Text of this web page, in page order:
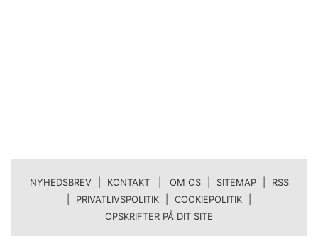
NYHEDSBREV KONTAKT | OM OS SITEMAP
RSS
PRIVATLIVSPOLITIK COOKIEPOLITIK
OPSKRIFTER PÅ DIT SITE